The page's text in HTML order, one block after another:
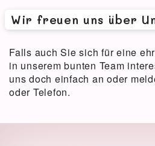
Wir freuen uns über
Falls auch Sie sich für eine
in unserem bunten Team
uns doch einfach an oder
oder Telefon.